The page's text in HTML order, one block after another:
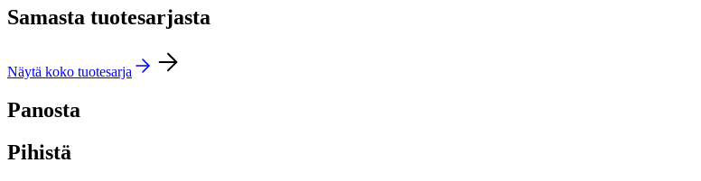
Samasta tuotesarjasta
Näytä koko tuotesarja
Panosta
Pihistä